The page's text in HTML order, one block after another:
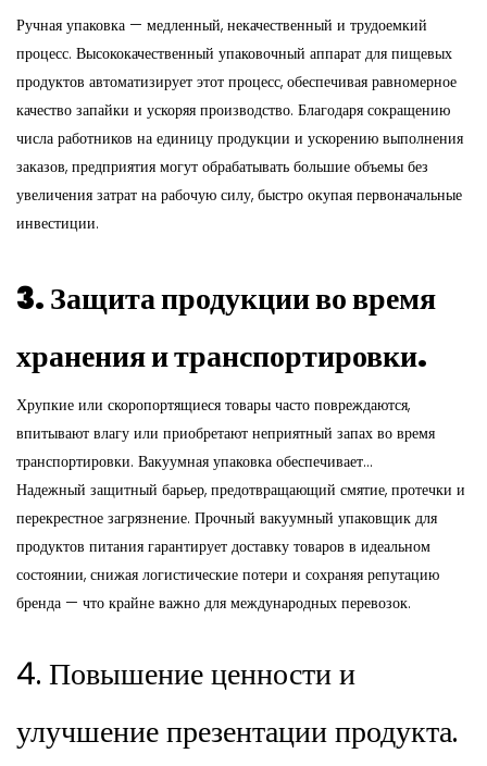
Ручная упаковка — медленный, некачественный и трудоемкий
процесс. Высококачественный упаковочный аппарат для пищевых
продуктов автоматизирует этот процесс, обеспечивая равномерное
качество запайки и ускоряя производство. Благодаря сокращению
числа работников на единицу продукции и ускорению выполнения
заказов, предприятия могут обрабатывать большие объемы без
увеличения затрат на рабочую силу, быстро окупая первоначальные
инвестиции.
3. Защита продукции во время
хранения и транспортировки.
Хрупкие или скоропортящиеся товары часто повреждаются,
впитывают влагу или приобретают неприятный запах во время
транспортировки. Вакуумная упаковка обеспечивает...
Надежный защитный барьер, предотвращающий смятие, протечки и
перекрестное загрязнение. Прочный вакуумный упаковщик для
продуктов питания гарантирует доставку товаров в идеальном
состоянии, снижая логистические потери и сохраняя репутацию
бренда — что крайне важно для международных перевозок.
4. Повышение ценности и
улучшение презентации продукта.